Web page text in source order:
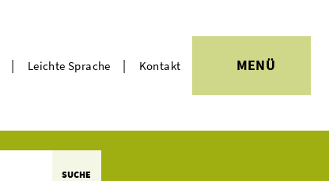
| Leichte Sprache | Kontakt MENÜ
SUCHE